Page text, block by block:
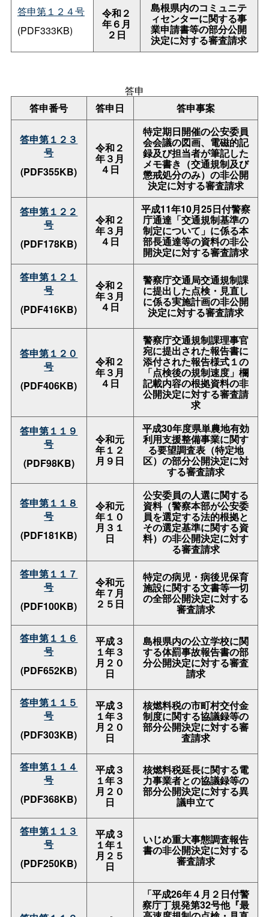
答申第１２４号
(PDF333KB)
令和２
年６月
２日
島根県内のコミュニテ
ィセンターに関する事
業申請書等の部分公開
決定に対する審査請求
答申
答申番号
答申日 答申事案
答申第１２３
号
(PDF355KB)
令和２
年３月
４日
特定期日開催の公安委員
会会議の図画、電磁的記
録及び担当者が筆記した
メモ書き（交通規制及び
懲戒処分のみ）の非公開
決定に対する審査請求
答申第１２２
号
(PDF178KB)
令和２
年３月
４日
平成11年10月25日付警察
庁通達「交通規制基準の
制定について」に係る本
部長通達等の資料の非公
開決定に対する審査請求
答申第１２１
号
(PDF416KB)
令和２
年３月
４日
警察庁交通局交通規制課
に提出した点検・見直し
に係る実施計画の非公開
決定に対する審査請求
答申第１２０
号
(PDF406KB)
令和２
年３月
４日
警察庁交通規制課理事官
宛に提出された報告書に
添付された報告様式１の
「点検後の規制速度」欄
記載内容の根拠資料の非
公開決定に対する審査請
求
答申第１１９
号
(PDF98KB)
令和元
年１２
月９日
平成30年度県単農地有効
利用支援整備事業に関す
る要望調査表（特定地
区）の部分公開決定に対
する審査請求
答申第１１８
号
(PDF181KB)
令和元
年１０
月３１
日
公安委員の人選に関する
資料（警察本部が公安委
員を選定する法的根拠と
その選定基準に関する資
料）の非公開決定に対す
る審査請求
答申第１１７
号
(PDF100KB)
令和元
年７月
２５日
特定の病児・病後児保育
施設に関する文書等一切
の全部公開決定に対する
審査請求
答申第１１６
号
(PDF652KB)
平成３
１年３
月２０
日
島根県内の公立学校に関
する体罰事故報告書の部
分公開決定に対する審査
請求
答申第１１５
号
(PDF303KB)
平成３
１年３
月２０
日
核燃料税の市町村交付金
制度に関する協議録等の
部分公開決定に対する審
査請求
答申第１１４
号
(PDF368KB)
平成３
１年３
月２０
日
核燃料税延長に関する電
力事業者との協議録等の
部分公開決定に対する異
議申立て
答申第１１３
号
(PDF250KB)
平成３
１年１
月２５
日
いじめ重大事態調査報告
書の非公開決定に対する
審査請求
「平成26年４月２日付警
察庁丁規発第32号他『最